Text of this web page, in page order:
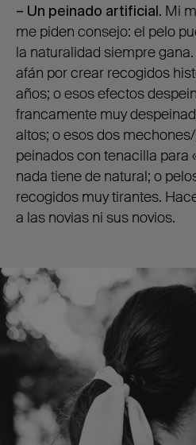
– Un peinado artificial. Mi
me piden consejo: el pelo
la naturalidad siempre
afán por crear recogidos
años; o esos efectos
francamente muy
altos; o esos dos
peinados con tenacilla para
nada tiene de natural; o
recogidos muy tirantes.
a las novias ni sus novios.